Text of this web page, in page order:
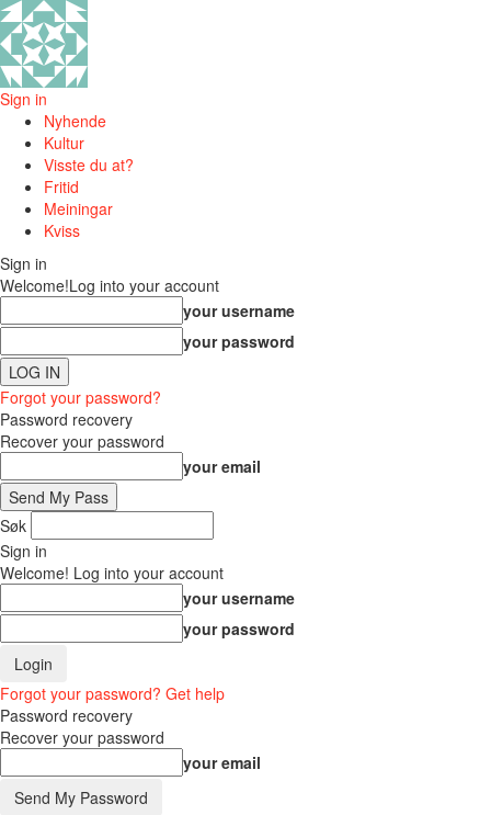
Sign in
Nyhende
Kultur
Visste du at?
Fritid
Meiningar
Kviss
Sign in
Welcome!Log into your account
your username
your password
Forgot your password?
Password recovery
Recover your password
your email
Søk
Sign in
Welcome! Log into your account
your username
your password
Forgot your password? Get help
Password recovery
Recover your password
your email